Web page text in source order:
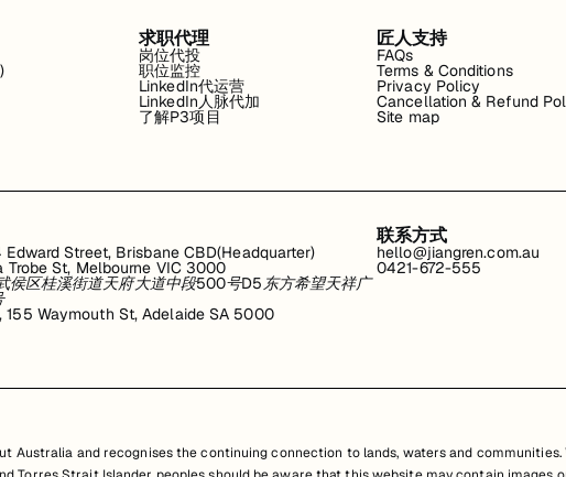
求职代理
岗位代投
职位监控
LinkedIn代运营
LinkedIn人脉代加
了解P3项目
匠人支持
FAQs
Terms & Conditions
Privacy Policy
Cancellation & Refund
Site map
Edward Street, Brisbane CBD(Headquarter)
Trobe St, Melbourne VIC 3000
侯区桂溪街道天府大道中段500号D5东方希望天祥广
155 Waymouth St, Adelaide SA 5000
联系方式
hello@jiangren.com.au
0421-672-555
Australia and recognises the continuing connection to lands, waters and